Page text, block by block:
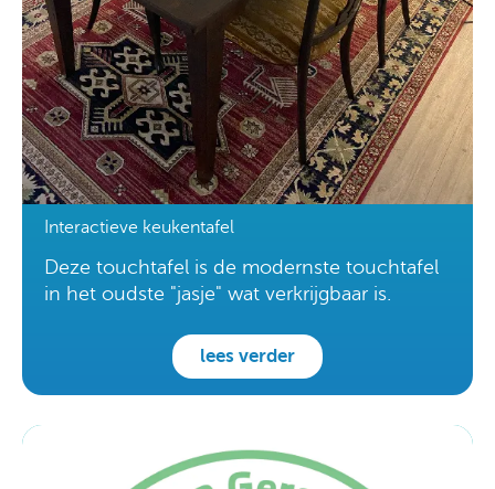
Interactieve keukentafel
Deze touchtafel is de modernste touchtafel
in het oudste "jasje" wat verkrijgbaar is.
lees verder